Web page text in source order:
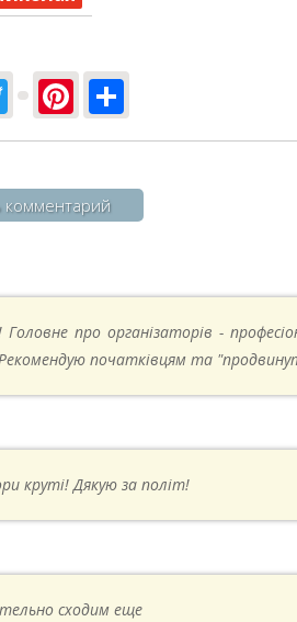
TwitterPinterest
комментарий
про організаторів -
початківцям та
круті! Дякую за політ!
сходим еще